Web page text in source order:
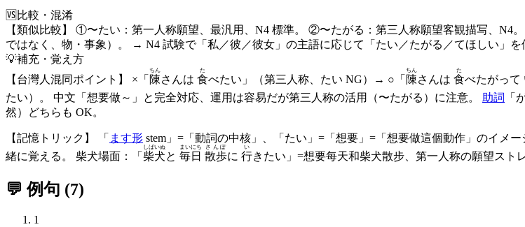
🆚 比較・混淆
【類似比較】 ①〜たい：第一人称願望、最汎用、N4 標準。 ②〜たがる：第三人称願望客観描写、
ではなく、物・事象）。 → N4 試験で「私／彼／彼女」の主語に応じて「たい／たがる／てほしい」を
💡補充・覚え方
【台灣人混同ポイント】 ×「 陳
ちん
さんは 食
た
べたい」（第三人称、たい NG）→ ○「 陳
ちん
さんは 食
た
べたがって
たい）。 中文「想要做～」と完全対応、運用は容易だが第三人称の活用（〜たがる）に注意。
助詞 「
然）どちらも OK。
【記憶トリック】 「 ます形 stem」=「動詞の中核」、「たい」=「想要」=「想要做這個動作」のイメ
緒に覚える。 柴犬場面：「 柴犬
しばいぬ
と 毎日
まいにち
散歩
さんぽ
に 行
い
きたい」=想要每天和柴犬散步、第一人称の願望スト
💬 例句 (7)
1